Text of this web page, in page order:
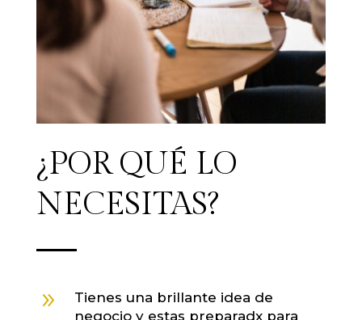
¿POR QUÉ LO
NECESITAS?
9
Tienes una brillante idea de
negocio y estas preparadx para